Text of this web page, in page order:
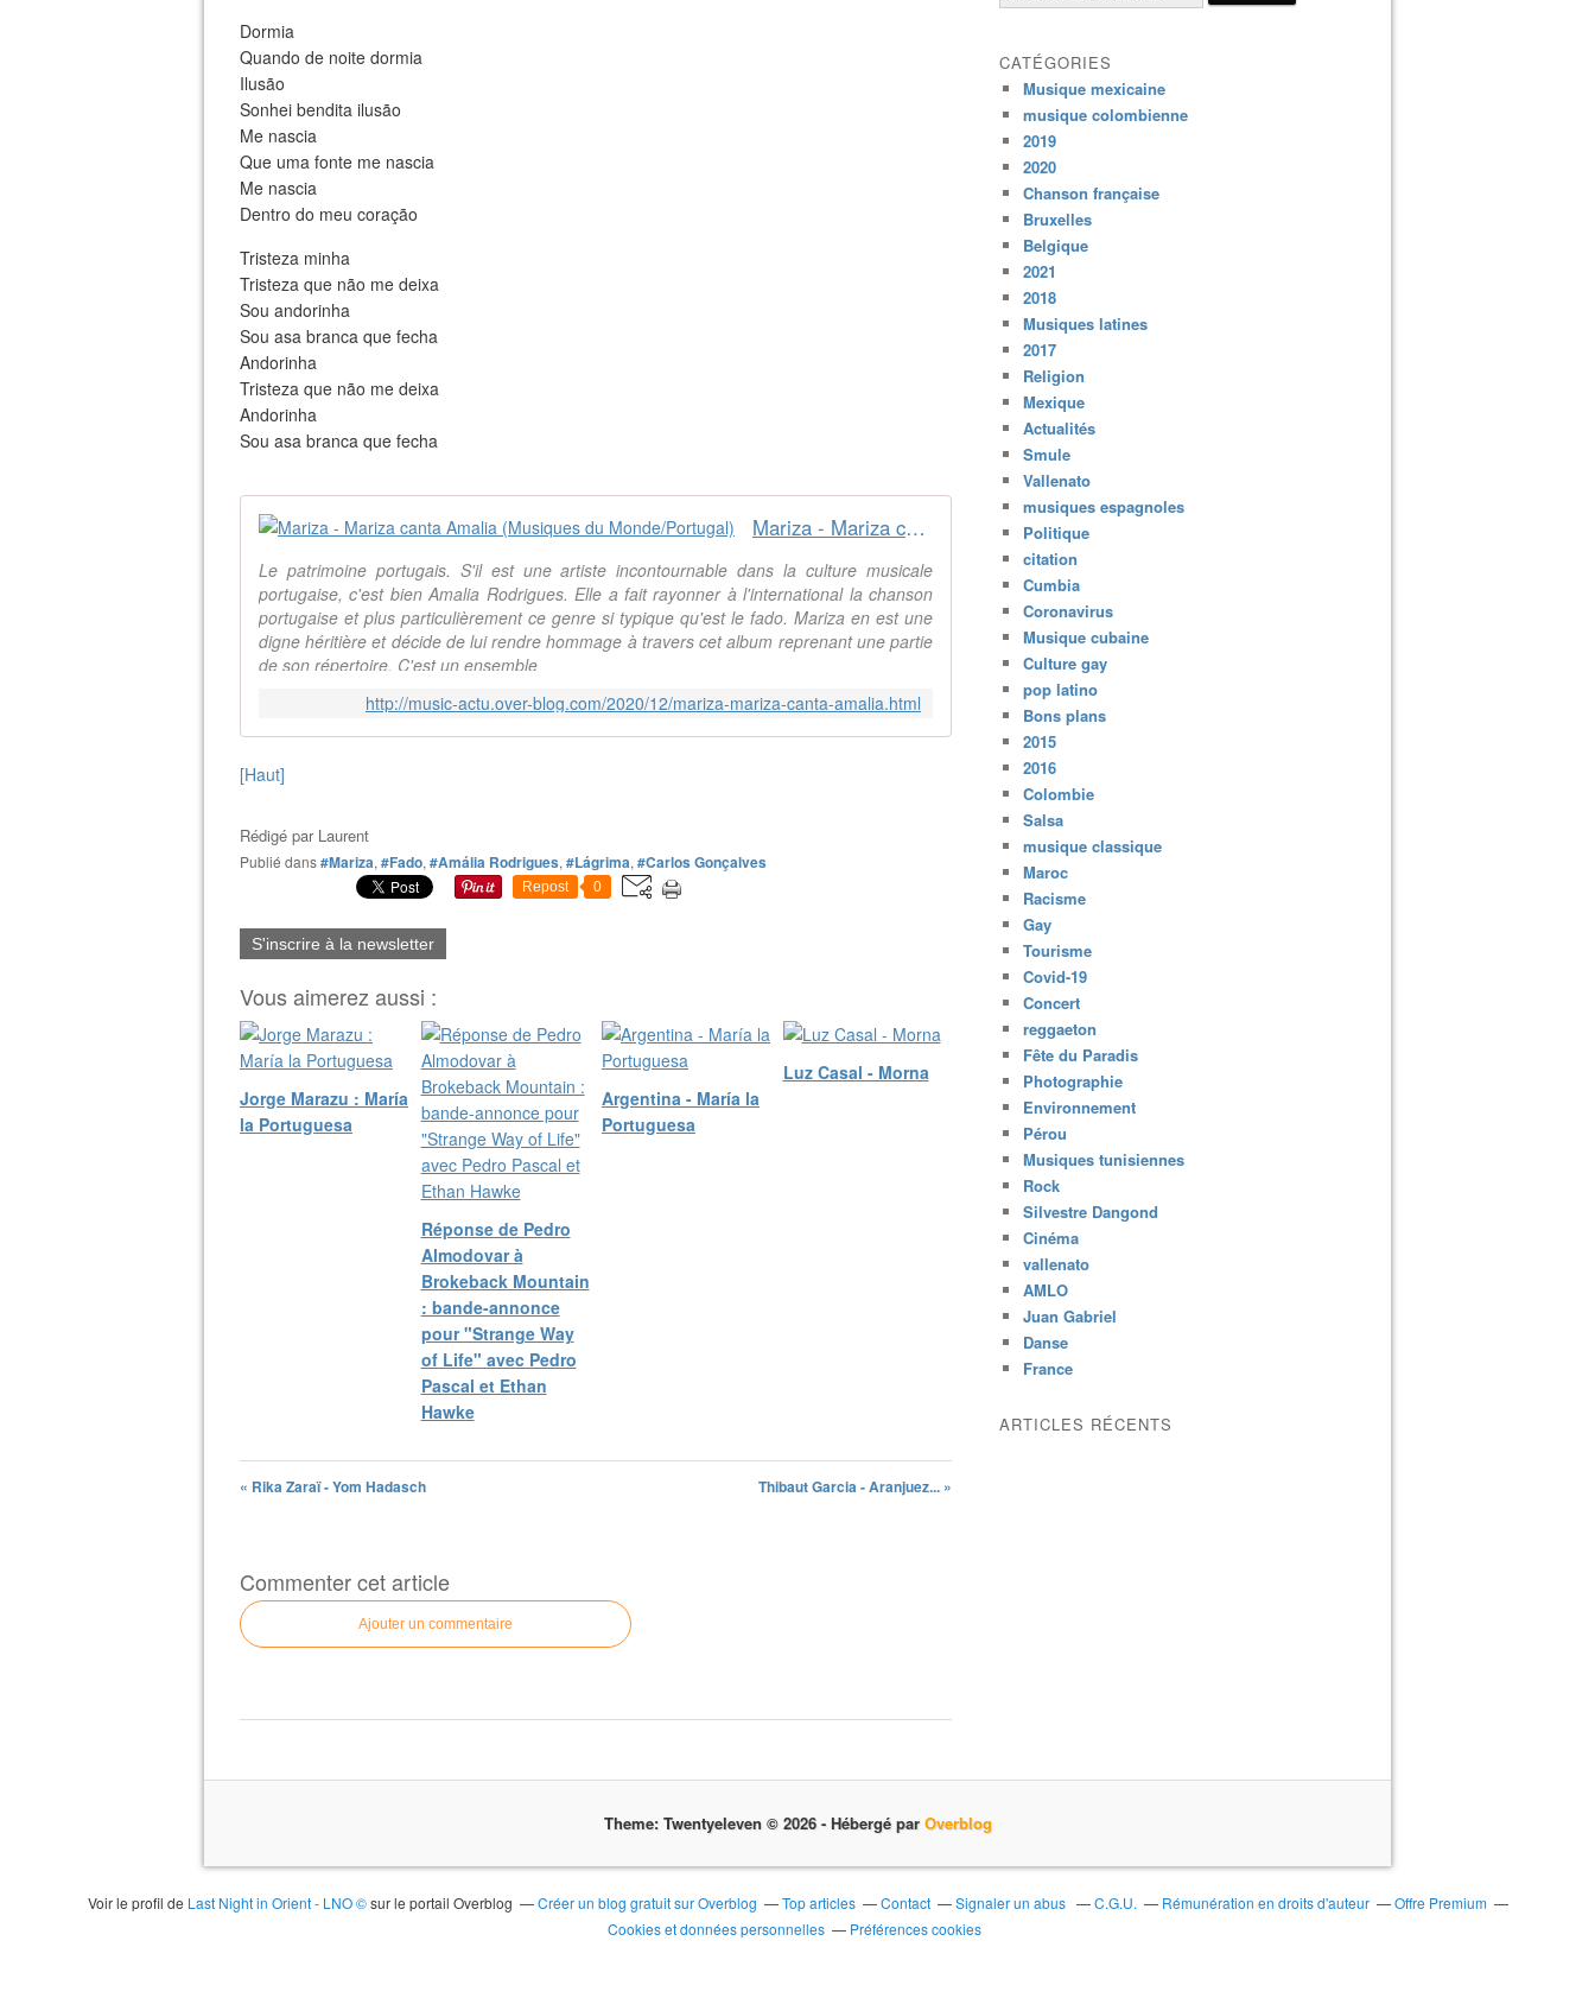
Dormia
Quando de noite dormia
Ilusão
Sonhei bendita ilusão
Me nascia
Que uma fonte me nascia
Me nascia
Dentro do meu coração
Tristeza minha
Tristeza que não me deixa
Sou andorinha
Sou asa branca que fecha
Andorinha
Tristeza que não me deixa
Andorinha
Sou asa branca que fecha
Mariza - Mariza canta Amalia (Musiques du Monde/Portugal)
Le patrimoine portugais. S'il est une artiste incontournable dans la culture musicale
portugaise, c'est bien Amalia Rodrigues. Elle a fait rayonner à l'international la chanson
portugaise et plus particulièrement ce genre si typique qu'est le fado. Mariza en est une
digne héritière et décide de lui rendre hommage à travers cet album reprenant une partie
de son répertoire. C'est un ensemble
http://music-actu.over-blog.com/2020/12/mariza-mariza-canta-amalia.html
[Haut]
Rédigé par Laurent
Publié dans#Mariza, #Fado, #Amália Rodrigues, #Lágrima, #Carlos Gonçalves
Repost 0
S'inscrire à la newsletter
Vous aimerez aussi :
Jorge Marazu : María
la Portuguesa
Réponse de Pedro
Almodovar à
Brokeback Mountain
: bande-annonce
pour "Strange Way
of Life" avec Pedro
Pascal et Ethan
Hawke
Argentina - María la
Portuguesa
Luz Casal - Morna
« Rika Zaraï - Yom Hadasch Thibaut Garcia - Aranjuez... »
Commenter cet article
Ajouter un commentaire
CATÉGORIES
Musique mexicaine
musique colombienne
2019
2020
Chanson française
Bruxelles
Belgique
2021
2018
Musiques latines
2017
Religion
Mexique
Actualités
Smule
Vallenato
musiques espagnoles
Politique
citation
Cumbia
Coronavirus
Musique cubaine
Culture gay
pop latino
Bons plans
2015
2016
Colombie
Salsa
musique classique
Maroc
Racisme
Gay
Tourisme
Covid-19
Concert
reggaeton
Fête du Paradis
Photographie
Environnement
Pérou
Musiques tunisiennes
Rock
Silvestre Dangond
Cinéma
vallenato
AMLO
Juan Gabriel
Danse
France
ARTICLES RÉCENTS
Theme: Twentyeleven © 2026 - Hébergé par Overblog
Voir le profil de Last Night in Orient - LNO ©sur le portail Overblog Créer un blog gratuit sur Overblog Top articles Contact Signaler un abus C.G.U. Rémunération en droits d'auteur
Offre Premium
Cookies et données personnelles
Préférences cookies